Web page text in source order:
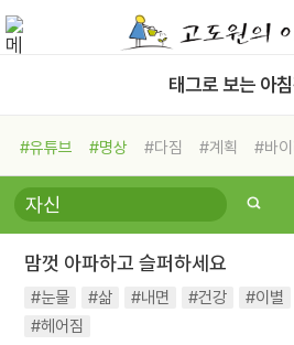
태그로 보는 아침
#유튜브 #명상 #다짐 #계획 #바
#비전캠프
#독서캠프 #삶
#희망
#나눔 #친구 #링컨학교
#독서
#건강 #면역력
맘껏 아파하고 슬퍼하세요
#눈물 #삶 #내면 #건강 #이별
#헤어짐